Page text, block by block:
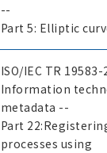
--
Part 5: Elliptic
ISO/IEC TR 19583-
Information
metadata --
Part
processes using